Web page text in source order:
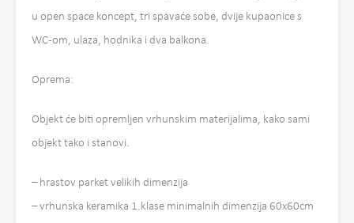
u open space koncept, tri spavaće sobe, dvije kupaonice s
WC-om, ulaza, hodnika i dva balkona.
Oprema:
Objekt će biti opremljen vrhunskim materijalima, kako sami
objekt tako i stanovi.
– hrastov parket velikih dimenzija
– vrhunska keramika 1.klase minimalnih dimenzija 60x60cm